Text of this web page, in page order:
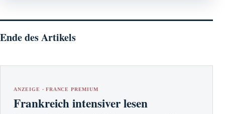
Ende des Artikels
ANZEIGE · FRANCE PREMIUM
Frankreich intensiver lesen